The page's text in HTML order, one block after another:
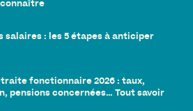
connaître
salaires : les 5 étapes à anticiper
fonctionnaire 2026 : taux,
pensions concernées… Tout savoir